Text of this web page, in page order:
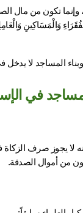
وبناء المساجد لا
في
من أموال الصدقة.